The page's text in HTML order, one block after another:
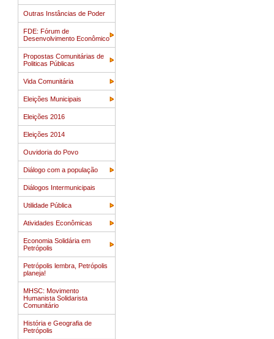
Outras Instâncias de Poder
FDE: Fórum de
Desenvolvimento Econômico
Propostas Comunitárias de
Politicas Públicas
Vida Comunitária
Eleições Municipais
Eleições 2016
Eleições 2014
Ouvidoria do Povo
Diálogo com a população
Diálogos Intermunicipais
Utilidade Pública
Atividades Econômicas
Economia Solidária em
Petrópolis
Petrópolis lembra, Petrópolis
planeja!
MHSC: Movimento
Humanista Solidarista
Comunitário
História e Geografia de
Petrópolis